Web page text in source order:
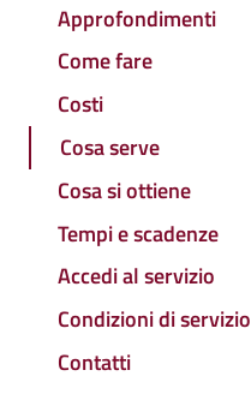
Approfondimenti
Come fare
Costi
Cosa serve
Cosa si ottiene
Tempi e scadenze
Accedi al servizio
Condizioni di servizio
Contatti